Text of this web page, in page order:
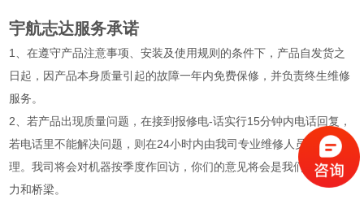
宇航志达服务承诺
1、在遵守产品注意事项、安装及使用规则的条件下，产品自发货之
日起，因产品本身质量引起的故障一年内免费保修，并负责终生维修
服务。
2、若产品出现质量问题，在接到报修电-话实行15分钟内电话回复，
若电话里不能解决问题，则在24小时内由我司专业维修人员上门处
理。我司将会对机器按季度作回访，你们的意见将会是我们最大的动
力和桥梁。